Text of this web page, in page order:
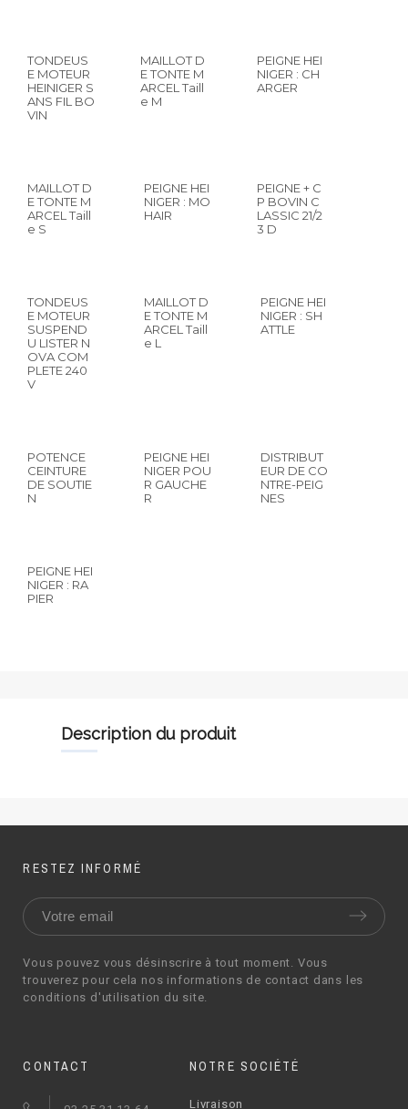
TONDEUS
E MOTEUR
HEINIGER S
ANS FIL BO
VIN
MAILLOT D
E TONTE M
ARCEL Taill
e M
PEIGNE HEI
NIGER : CH
ARGER
MAILLOT D
E TONTE M
ARCEL Taill
e S
PEIGNE HEI
NIGER : MO
HAIR
PEIGNE + C
P BOVIN C
LASSIC 21/2
3 D
TONDEUS
E MOTEUR
SUSPEND
U LISTER N
OVA COM
PLETE 240
V
MAILLOT D
E TONTE M
ARCEL Taill
e L
PEIGNE HEI
NIGER : SH
ATTLE
POTENCE
CEINTURE
DE SOUTIE
N
PEIGNE HEI
NIGER POU
R GAUCHE
R
DISTRIBUT
EUR DE CO
NTRE-PEIG
NES
PEIGNE HEI
NIGER : RA
PIER
description du produit
RESTEZ INFORMÉ
Vous pouvez vous désinscrire à tout moment. Vous
trouverez pour cela nos informations de contact dans les
conditions d'utilisation du site.
CONTACT NOTRE SOCIÉTÉ
Livraison